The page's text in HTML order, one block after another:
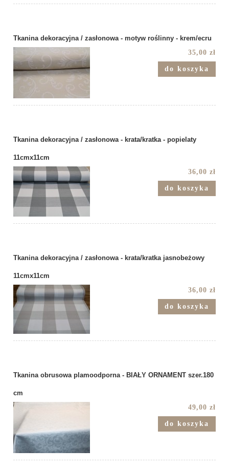
Tkanina dekoracyjna / zasłonowa - motyw roślinny - krem/ecru
35,00 zł
do koszyka
Tkanina dekoracyjna / zasłonowa - krata/kratka - popielaty
11cmx11cm
36,00 zł
do koszyka
Tkanina dekoracyjna / zasłonowa - krata/kratka jasnobeżowy
11cmx11cm
36,00 zł
do koszyka
Tkanina obrusowa plamoodporna - BIAŁY ORNAMENT szer.180
cm
49,00 zł
do koszyka